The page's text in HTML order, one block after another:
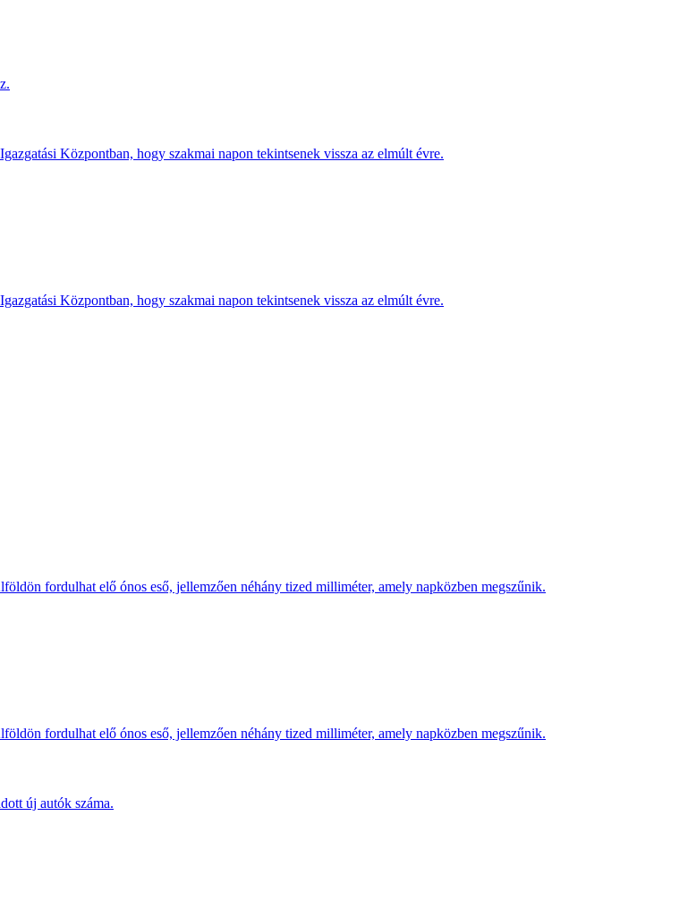
Központban, hogy szakmai napon tekintsenek vissza az elmúlt évre.
Központban, hogy szakmai napon tekintsenek vissza az elmúlt évre.
fordulhat elő ónos eső, jellemzően néhány tized milliméter, amely napközben megszűnik.
fordulhat elő ónos eső, jellemzően néhány tized milliméter, amely napközben megszűnik.
új autók száma.